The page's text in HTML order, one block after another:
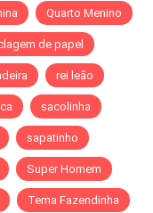
Quarto Menino
de papel
rei leão
sacolinha
sapatinho
Super Homem
Tema Fazendinha